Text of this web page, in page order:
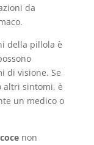
da
della pillola è
di visione. Se
altri sintomi, è
un medico o
non